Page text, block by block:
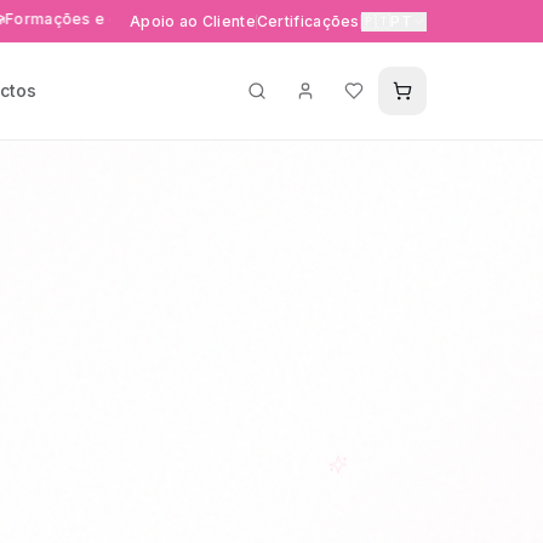
e eventos exclusivos Entrega rápida 24-48h em
Apoio ao ClienteCertificações🇵🇹